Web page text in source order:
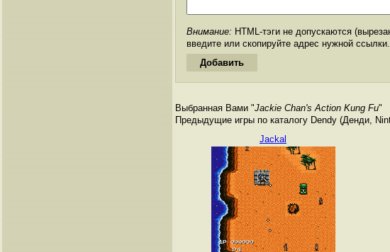
Внимание: HTML-тэги не допускаются
введите или скопируйте адрес нужной
Выбранная Вами "Jackie Chan's Action Kung Fu"
Предыдущие игры по каталогу Dendy (Денди,
Jackal